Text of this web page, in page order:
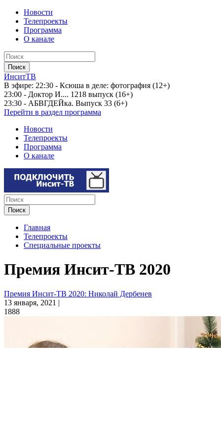
Новости
Телепроекты
Программа
О канале
ИнситТВ
В эфире: 22:30 - Ксюша в деле: фотография (12+)
23:00 - Доктор И.... 1218 выпуск (16+)
23:30 - АБВГДЕЙка. Выпуск 33 (6+)
Перейти в раздел программа
Новости
Телепроекты
Программа
О канале
Главная
Телепроекты
Специальные проекты
Премия Инсит-ТВ 2020
Премия Инсит-ТВ 2020: Николай Дербенев
13 января, 2021 |
1888